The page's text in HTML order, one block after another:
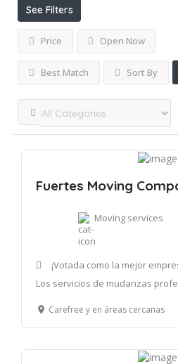
See Filters
Price Open Now
Best Match Sort By
Fuertes Moving
Moving services
¡Votada como la mejor
Los servicios de mudanzas
Carefree y en áreas cercanas